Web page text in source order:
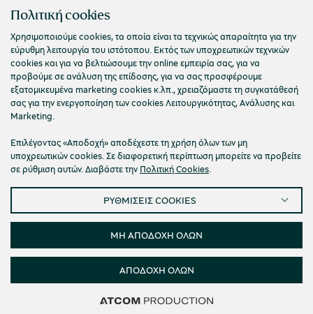
ΠΟΛΙΤΙΣΤΙΚΟ ΙΔΡΥΜΑ ΟΜΙΛΟΥ ΠΕΙΡΑΙΩΣ
Τ. 210 3256922
Ε. info@piop.gr
ΣΥΝΔΕΘΕΙΤΕ ΜΑΖΙ ΜΑΣ
© 2026 Πολιτιστικό Ίδρυμα Ομίλου Πειραιώς
Πολιτική απορρήτου Όροι χρήσης
Cookies
Ρυθμίσεις Cookies
Προσβασιμότητα
Πολιτική cookies
Χρησιμοποιούμε cookies, τα οποία είναι τα τεχνικώς απαραίτητα για την
εύρυθμη λειτουργία του ιστότοπου. Εκτός των υποχρεωτικών τεχνικών
cookies και για να βελτιώσουμε την online εμπειρία σας, για να
προβούμε σε ανάλυση της επίδοσης, για να σας προσφέρουμε
εξατομικευμένα marketing cookies κ.λπ., χρειαζόμαστε τη συγκατάθεσή
σας για την ενεργοποίηση των cookies Λειτουργικότητας, Ανάλυσης και
Marketing.
Επιλέγοντας «Αποδοχή» αποδέχεστε τη χρήση όλων των μη
υποχρεωτικών cookies. Σε διαφορετική περίπτωση μπορείτε να προβείτε
σε ρύθμιση αυτών. Διαβάστε την Πολιτική Cookies.
ΡΥΘΜΙΣΕΙΣ COOKIES
ΜΗ ΑΠΟΔΟΧΗ ΟΛΩΝ
ΑΠΟΔΟΧΗ ΟΛΩΝ